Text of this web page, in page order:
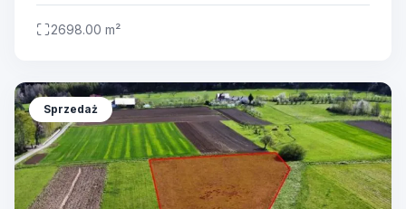
2698.00 m²
Sprzedaż